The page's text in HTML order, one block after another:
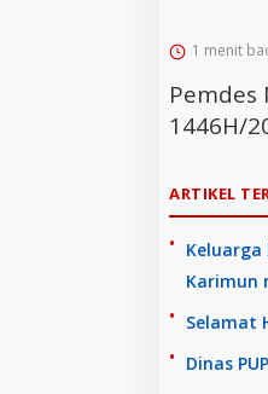
1 menit
Pemdes
1446H/
ARTIKEL
Karimun
Selamat
Dinas